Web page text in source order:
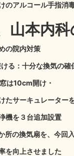
のアルコール手指消
山本内
の院内対策
る：十分な換気の確
は10cm開け・
ーキュレーター
３台追加設置
の換気扇を、今回
上させました